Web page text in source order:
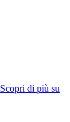
Scopri di più su